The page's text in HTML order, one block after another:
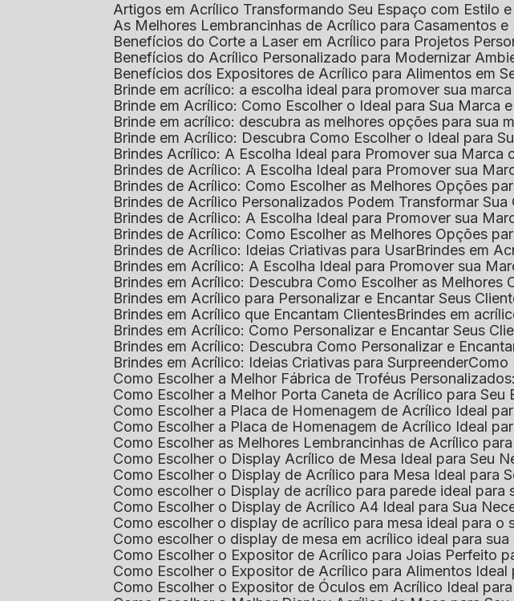
Artigos em Acrílico Transformando Seu Espaço com Estilo
As Melhores Lembrancinhas de Acrílico para Casamentos e
Benefícios do Corte a Laser em Acrílico para Projetos
Benefícios do Acrílico Personalizado para Modernizar
Benefícios dos Expositores de Acrílico para Alimentos em
Brinde em acrílico: a escolha ideal para promover sua
Brinde em Acrílico: Como Escolher o Ideal para Sua Marca
Brinde em acrílico: descubra as melhores opções para sua
Brinde em Acrílico: Descubra Como Escolher o Ideal para
Brindes Acrílico: A Escolha Ideal para Promover sua Marca
Brindes de Acrílico: A Escolha Ideal para Promover sua
Brindes de Acrílico: Como Escolher as Melhores Opções
Brindes de Acrílico Personalizados Podem Transformar
Brindes de Acrílico: A Escolha Ideal para Promover sua
Brindes de Acrílico: Como Escolher as Melhores Opções
Brindes de Acrílico: Ideias Criativas para Usar
Brindes em
Brindes em Acrílico: A Escolha Ideal para Promover sua
Brindes em Acrílico: Descubra Como Escolher as Melhores
Brindes em Acrílico para Personalizar e Encantar Seus
Brindes em Acrílico que Encantam Clientes
Brindes em
Brindes em Acrílico: Como Personalizar e Encantar Seus
Brindes em Acrílico: Descubra Como Personalizar e
Brindes em Acrílico: Ideias Criativas para Surpreender
Como Escolher a Melhor Fábrica de Troféus
Como Escolher a Melhor Porta Caneta de Acrílico para Seu
Como Escolher a Placa de Homenagem de Acrílico Ideal
Como Escolher a Placa de Homenagem de Acrílico Ideal
Como Escolher as Melhores Lembrancinhas de Acrílico
Como Escolher o Display Acrílico de Mesa Ideal para Seu
Como Escolher o Display de Acrílico para Mesa Ideal para
Como escolher o Display de acrílico para parede ideal para
Como Escolher o Display de Acrílico A4 Ideal para Sua
Como escolher o display de acrílico para mesa ideal para o
Como escolher o display de mesa em acrílico ideal para
Como Escolher o Expositor de Acrílico para Joias Perfeito
Como Escolher o Expositor de Acrílico para Alimentos
Como Escolher o Expositor de Óculos em Acrílico Ideal